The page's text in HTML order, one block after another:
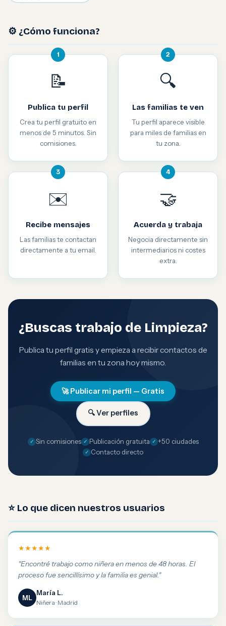
⚙️ ¿Cómo funciona?
1
📝
Publica tu perfil
Crea tu perfil gratuito en
menos de 5 minutos. Sin
comisiones.
2
🔍
Las familias te ven
Tu perfil aparece visible
para miles de familias en
tu zona.
3
✉️
Recibe mensajes
Las familias te contactan
directamente a tu email.
4
🤝
Acuerda y trabaja
Negocia directamente sin
intermediarios ni costes
extra.
¿Buscas trabajo de Limpieza?
Publica tu perfil gratis y empieza a recibir contactos de
familias en tu zona hoy mismo.
🚀 Publicar mi perfil — Gratis
🔍 Ver perfiles
Sin comisiones Publicación gratuita
+50 ciudades
Contacto directo
⭐ Lo que dicen nuestros usuarios
★★★★★
"Encontré trabajo como niñera en menos de 48 horas. El
proceso fue sencillísimo y la familia es genial."
ML
María L.
Niñera · Madrid